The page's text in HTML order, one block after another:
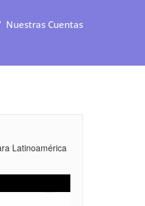
Nuestras Cuentas
Latinoamérica